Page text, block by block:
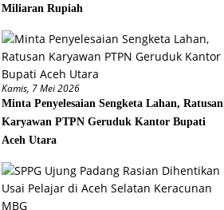
Miliaran Rupiah
Kamis, 7 Mei 2026
Minta Penyelesaian Sengketa Lahan, Ratusan
Karyawan PTPN Geruduk Kantor Bupati
Aceh Utara